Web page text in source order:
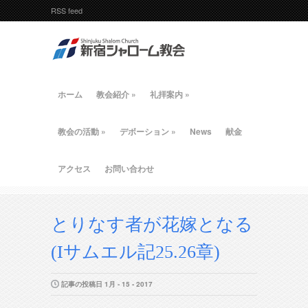
RSS feed
ホーム 教会紹介 » 礼拝案内 »
教会の活動 » デボーション » News 献金
アクセス お問い合わせ
とりなす者が花嫁となる
(Iサムエル記25.26章)
記事の投稿日 1月 - 15 - 2017